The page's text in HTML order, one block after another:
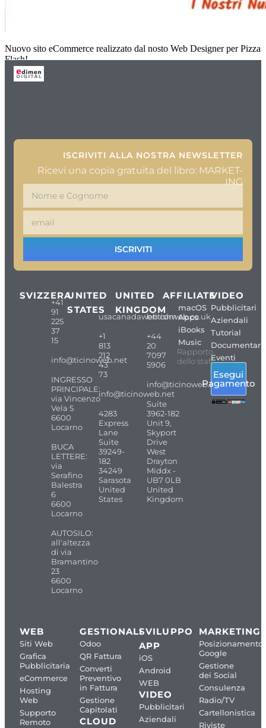
Nuovo sito eCommerce realizzato dal nosto Web Designer per Pizza
Flash!
ISCRIVITI ALLA NOSTRA NEWSLETTER
Ricevi una copia gratuita del libro: MARKET-
ING
ISCRIVITI
SVIZZERA
+41
91
225
37
15
info@ticinoweb.net
INGRESSO
PRINCIPALE:
via Vincenzo
Vela 5
6600
Locarno
BUCA
LETTERE:
via
Serafino
Balestra
6
6600
Locarno
AUTOSILO:
all'altezza
di via
Bramantino
23
6600
Locarno
UNITED
STATES
usacanadaweb.com
+1
813
212
43
73
info@ticinoweb.net
4283
Express
Lane
Suite
39249-
182
34249
Sarasota
United
States
UNITED
KINGDOM
britishweb.co.uk
+44
20
7097
5906
info@ticinoweb.net
Suite
3962-182
Unit 9,
Skyport
Drive
West
Drayton
Middx -
UB7 0LB
United
Kingdom
AFFILIATE
macOS
Apps
iBooks
Music
Rapporto
dello staff
VIDEO
Pubblicitari
Aziendali
Tutorial
Documentari
Eventi
Esegui
Pagamento
WEB
Siti Web
Grafica
Pubblicitaria
eCommerce
Hosting
Web
Supporto
Remoto
GESTIONALI
Odoo
QR Fattura
Converti
Preventivo
in Fattura
Gestione
Capitolati
CLOUD
SVILUPPO
APP
iOS
Android
WEB
VIDEO
Pubblicitari
Aziendali
MARKETING
Posizionamento
Google
Gestione
dei Social
Consulenza
Radio/TV
Cartellonistica
Riviste